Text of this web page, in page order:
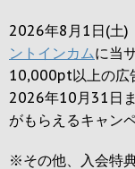
2026年8月1日(土)
ントインカムに当
10,000pt以上の広
2026年10月31日
がもらえるキャン
※その他、入会特